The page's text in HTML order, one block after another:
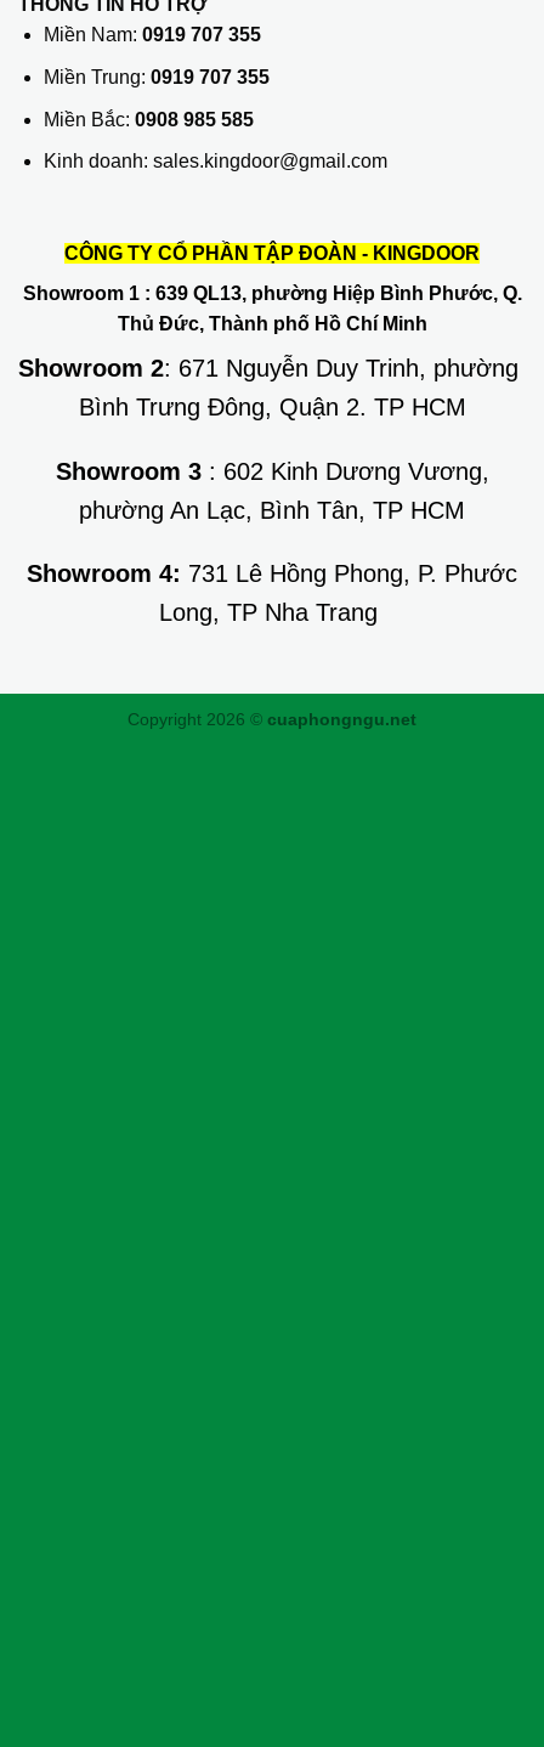
THÔNG TIN HỖ TRỢ
Miền Nam: 0919 707 355
Miền Trung: 0919 707 355
Miền Bắc: 0908 985 585
Kinh doanh: sales.kingdoor@gmail.com
CÔNG TY CỔ PHẦN TẬP ĐOÀN - KINGDOOR
Showroom 1: 639 QL13, phường Hiệp Bình Phước, Q.
Thủ Đức, Thành phố Hồ Chí Minh
Showroom 2: 671 Nguyễn Duy Trinh, phường
Bình Trưng Đông, Quận 2. TP HCM
Showroom 3: 602 Kinh Dương Vương,
phường An Lạc, Bình Tân, TP HCM
Showroom 4: 731 Lê Hồng Phong, P. Phước
Long, TP Nha Trang
Copyright 2026 © cuaphongngu.net